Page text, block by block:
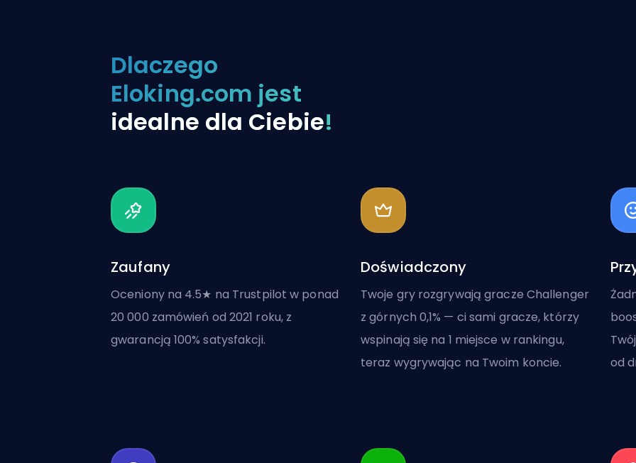
Dlaczego
Eloking.com jest
idealne dla Ciebie!
Zaufany
Oceniony na 4.5★ na Trustpilot w ponad
20 000 zamówień od 2021 roku, z
gwarancją 100% satysfakcji.
Doświadczony
Twoje gry rozgrywają gracze Challenger
z górnych 0,1% — ci sami gracze, którzy
wspinają się na 1 miejsce w rankingu,
teraz wygrywając na Twoim koncie.
od